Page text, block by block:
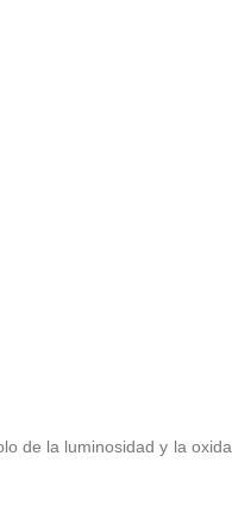
de la luminosidad y la